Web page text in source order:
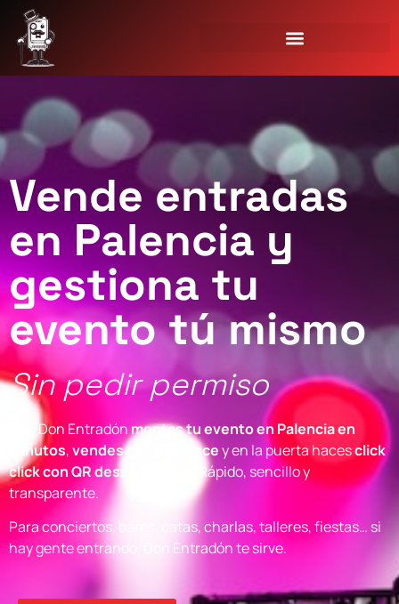
Vende entradas
en Palencia y
gestiona tu
evento tú mismo
Sin pedir permiso
Con Don Entradónmontas tu evento en Palencia en
minutos,vendes con tu enlacey en la puerta hacesclick
click con QR desde el móvil
. Rápido, sencillo y
transparente.
Para conciertos, bares, catas, charlas, talleres, fiestas… si
hay gente entrando, Don Entradón te sirve.